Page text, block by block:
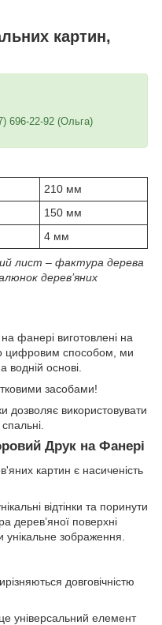
картин,
696-22-92 (Ольга)
210 мм
150 мм
4 мм
лист – фактура дерева
дерев’яних
фанері виготовлені на
цифровим способом, ми
водній основі.
засобами!
дозволяє використовувати
Друк на Фанері
картин є насиченість
відтінки та поринути
дерев’яної поверхні
зображення.
довговічністю
універсальний елемент